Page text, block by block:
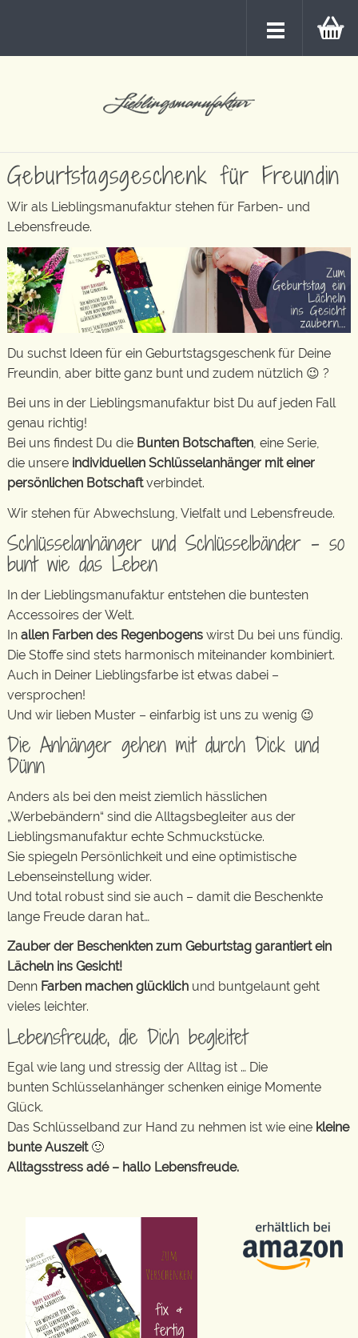
Geburtstagsgeschenk für Freundin
Wir als Lieblingsmanufaktur stehen für Farben- und
Lebensfreude.
Du suchst Ideen für ein Geburtstagsgeschenk für Deine
Freundin, aber bitte ganz bunt und zudem nützlich 😉 ?
Bei uns in der Lieblingsmanufaktur bist Du auf jeden Fall
genau richtig!
Bei uns findest Du die Bunten Botschaften, eine Serie,
die unsere individuellen Schlüsselanhänger mit einer
persönlichen Botschaftverbindet.
Wir stehen für Abwechslung, Vielfalt und Lebensfreude.
Schlüsselanhänger und Schlüsselbänder – so
bunt wie das Leben
In der Lieblingsmanufaktur entstehen die buntesten
Accessoires der Welt.
In allen Farben des Regenbogens wirst Du bei uns fündig.
Die Stoffe sind stets harmonisch miteinander kombiniert.
Auch in Deiner Lieblingsfarbe ist etwas dabei –
versprochen!
Und wir lieben Muster – einfarbig ist uns zu wenig 😉
Die Anhänger gehen mit durch Dick und
Dünn
Anders als bei den meist ziemlich hässlichen
„Werbebändern“ sind die Alltagsbegleiter aus der
Lieblingsmanufaktur echte Schmuckstücke.
Sie spiegeln Persönlichkeit und eine optimistische
Lebenseinstellung wider.
Und total robust sind sie auch – damit die Beschenkte
lange Freude daran hat…
Zauber der Beschenkten zum Geburtstag garantiert ein
Lächeln ins Gesicht!
Denn Farben machen glücklich und buntgelaunt geht
vieles leichter.
Lebensfreude, die Dich begleitet
Egal wie lang und stressig der Alltag ist … Die
bunten Schlüsselanhänger schenken einige Momente
Glück.
Das Schlüsselband zur Hand zu nehmen ist wie eine kleine
bunte Auszeit🙂
Alltagsstress adé – hallo Lebensfreude.